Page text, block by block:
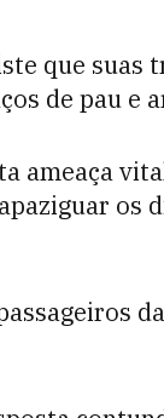
que
de pau e
ameaça